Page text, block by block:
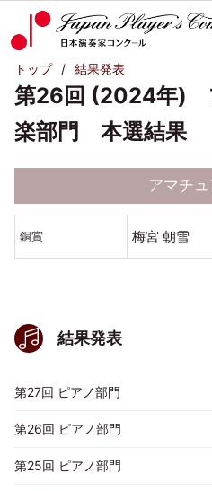
トップ 結果発表
第26回 (2024年)
楽部門 本選結果
アマチ
銅賞 梅宮 朝雪
結果発表
第27回 ピアノ部門
第26回 ピアノ部門
第25回 ピアノ部門